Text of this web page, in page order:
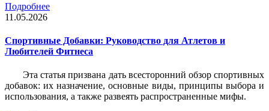
Подробнее
11.05.2026
Спортивные Добавки: Руководство для Атлетов и
Любителей Фитнеса
Эта статья призвана дать всесторонний обзор спортивных
добавок: их назначение, основные виды, принципы выбора и
использования, а также развеять распространенные мифы.